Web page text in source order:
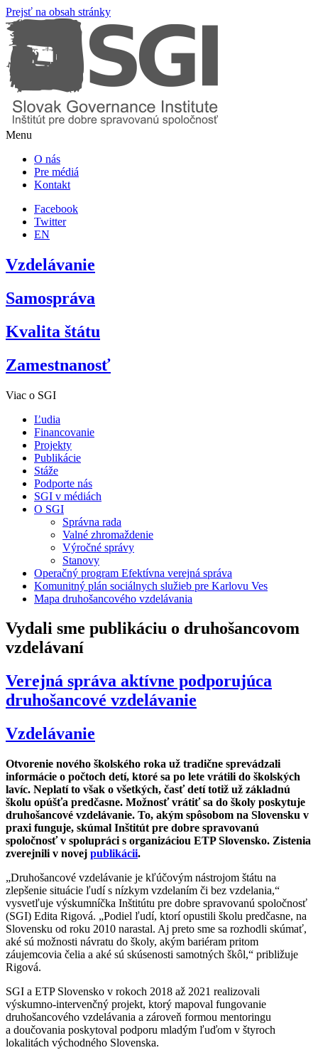
Prejsť na obsah stránky
Menu
O nás
Pre médiá
Kontakt
Facebook
Twitter
EN
Vzdelávanie
Samospráva
Kvalita štátu
Zamestnanosť
Viac o SGI
Ľudia
Financovanie
Projekty
Publikácie
Stáže
Podporte nás
SGI v médiách
O SGI
Správna rada
Valné zhromaždenie
Výročné správy
Stanovy
Operačný program Efektívna verejná správa
Komunitný plán sociálnych služieb pre Karlovu Ves
Mapa druhošancového vzdelávania
Vydali sme publikáciu o druhošancovom
vzdelávaní
Verejná správa aktívne podporujúca
druhošancové vzdelávanie
Vzdelávanie
Otvorenie nového školského roka už tradične sprevádzali
informácie o počtoch detí, ktoré sa po lete vrátili do školských
lavíc. Neplatí to však o všetkých, časť detí totiž už základnú
školu opúšťa predčasne. Možnosť vrátiť sa do školy poskytuje
druhošancové vzdelávanie. To, akým spôsobom na Slovensku v
praxi funguje, skúmal Inštitút pre dobre spravovanú
spoločnosť v spolupráci s organizáciou ETP Slovensko. Zistenia
zverejnili v novej publikácii.
„Druhošancové vzdelávanie je kľúčovým nástrojom štátu na
zlepšenie situácie ľudí s nízkym vzdelaním či bez vzdelania,“
vysvetľuje výskumníčka Inštitútu pre dobre spravovanú spoločnosť
(SGI) Edita Rigová. „Podiel ľudí, ktorí opustili školu predčasne, na
Slovensku od roku 2010 narastal. Aj preto sme sa rozhodli skúmať,
aké sú možnosti návratu do školy, akým bariéram pritom
záujemcovia čelia a aké sú skúsenosti samotných škôl,“ približuje
Rigová.
SGI a ETP Slovensko v rokoch 2018 až 2021 realizovali
výskumno-intervenčný projekt, ktorý mapoval fungovanie
druhošancového vzdelávania a zároveň formou mentoringu
a doučovania poskytoval podporu mladým ľuďom v štyroch
lokalitách východného Slovenska.